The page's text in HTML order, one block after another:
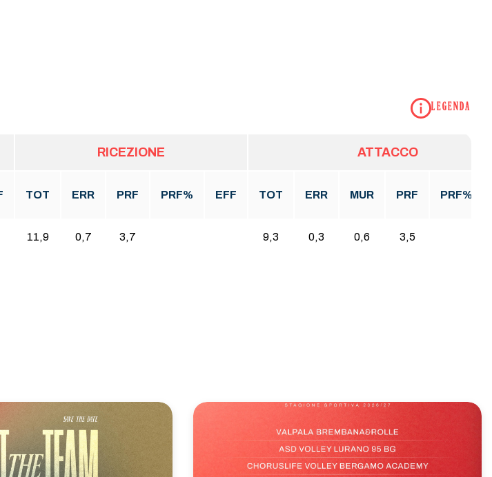
LEGENDA
RICEZIONE ATTACCO
TOT ERR PRF PRF% EFF TOT ERR MUR PRF PRF%
11,9 0,7 3,7 9,3 0,3 0,6 3,5